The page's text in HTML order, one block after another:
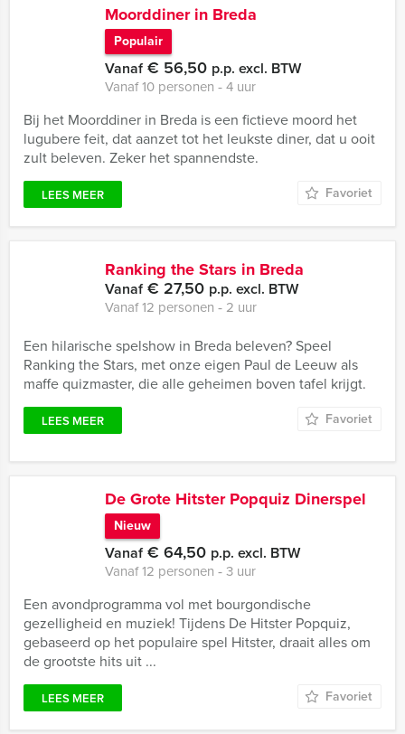
Moorddiner in Breda
Populair
Vanaf€ 56,50 p.p. excl. BTW
Vanaf 10 personen ‐ 4 uur
Bij het Moorddiner in Breda is een fictieve moord het
lugubere feit, dat aanzet tot het leukste diner, dat u ooit
zult beleven. Zeker het spannendste.
LEES MEER Favoriet
Ranking the Stars in Breda
Vanaf€ 27,50 p.p. excl. BTW
Vanaf 12 personen ‐ 2 uur
Een hilarische spelshow in Breda beleven? Speel
Ranking the Stars, met onze eigen Paul de Leeuw als
maffe quizmaster, die alle geheimen boven tafel krijgt.
LEES MEER Favoriet
De Grote Hitster Popquiz Dinerspel
Nieuw
Vanaf€ 64,50 p.p. excl. BTW
Vanaf 12 personen ‐ 3 uur
Een avondprogramma vol met bourgondische
gezelligheid en muziek! Tijdens De Hitster Popquiz,
gebaseerd op het populaire spel Hitster, draait alles om
de grootste hits uit ...
LEES MEER Favoriet